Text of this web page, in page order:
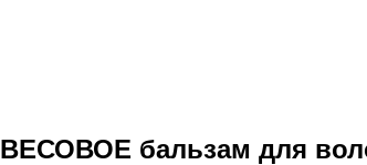
ВЕСОВОЕ бальзам для